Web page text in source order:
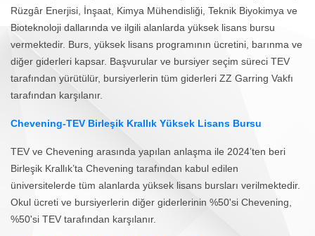
Rüzgâr Enerjisi, İnşaat, Kimya Mühendisliği, Teknik Biyokimya ve
Bioteknoloji dallarında ve ilgili alanlarda yüksek lisans bursu
vermektedir. Burs, yüksek lisans programının ücretini, barınma ve
diğer giderleri kapsar. Başvurular ve bursiyer seçim süreci TEV
tarafından yürütülür, bursiyerlerin tüm giderleri ZZ Garring Vakfı
tarafından karşılanır.
Chevening-TEV Birleşik Krallık Yüksek Lisans Bursu
TEV ve Chevening arasında yapılan anlaşma ile 2024’ten beri
Birleşik Krallık’ta Chevening tarafından kabul edilen
üniversitelerde tüm alanlarda yüksek lisans bursları verilmektedir.
Okul ücreti ve bursiyerlerin diğer giderlerinin %50'si Chevening,
%50'si TEV tarafından karşılanır.